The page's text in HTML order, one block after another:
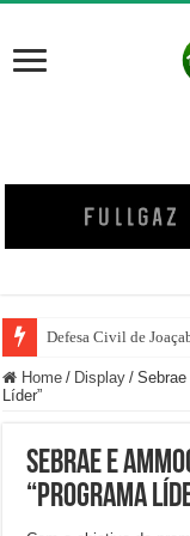
Defesa Civil de
Home / Display /
Líder”
Sebrae e
“Programa